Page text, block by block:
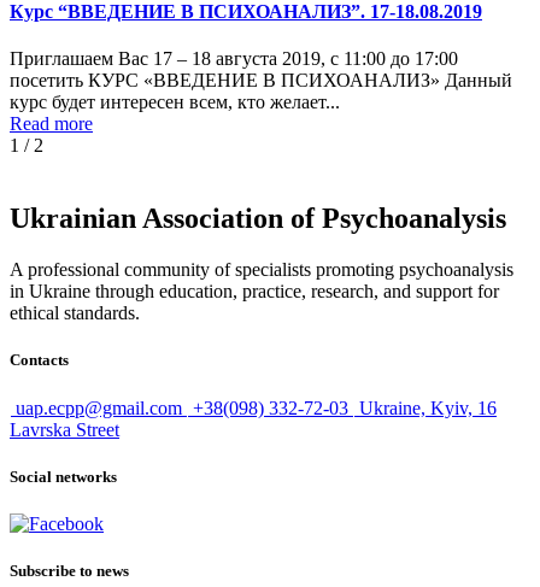
Курс “ВВЕДЕНИЕ В ПСИХОАНАЛИЗ”. 17-18.08.2019
Приглашаем Вас 17 – 18 августа 2019, с 11:00 до 17:00
посетить КУРС «ВВЕДЕНИЕ В ПСИХОАНАЛИЗ» Данный
курс будет интересен всем, кто желает...
Read more
1 /2
Ukrainian Association of Psychoanalysis
A professional community of specialists promoting psychoanalysis
in Ukraine through education, practice, research, and support for
ethical standards.
Contacts
uap.ecpp@gmail.com +38(098) 332-72-03 Ukraine, Kyiv, 16
Lavrska Street
Social networks
Subscribe to news